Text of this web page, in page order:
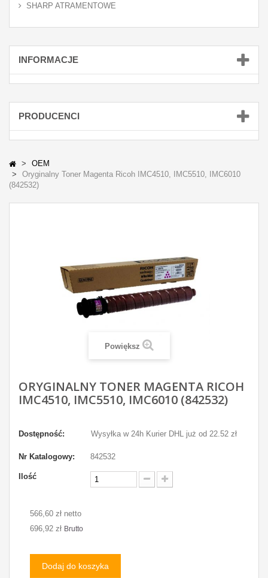
SHARP ATRAMENTOWE
INFORMACJE
PRODUCENCI
OEM
Oryginalny Toner Magenta Ricoh IMC4510, IMC5510, IMC6010
(842532)
Powiększ
ORYGINALNY TONER MAGENTA RICOH
IMC4510, IMC5510, IMC6010 (842532)
Dostępność: Wysyłka w 24h Kurier DHL już od 22.52 zł
Nr Katalogowy: 842532
Ilość
566,60 zł netto
696,92 zł Brutto
Dodaj do koszyka